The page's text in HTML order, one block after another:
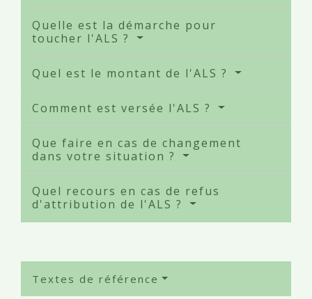
Quelle est la démarche pour
toucher l'ALS ?
Quel est le montant de l'ALS ?
Comment est versée l'ALS ?
Que faire en cas de changement
dans votre situation ?
Quel recours en cas de refus
d'attribution de l'ALS ?
Textes de référence